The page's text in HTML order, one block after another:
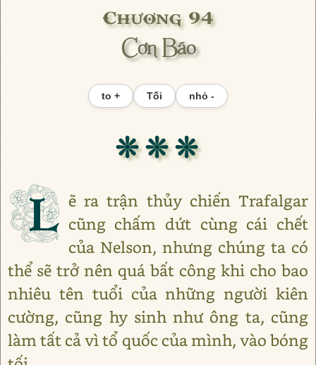
Chương 94
Cơn Bão
to + Tối nhỏ -
❊ ❊ ❊
L ẽ ra trận thủy chiến Trafalgar
cũng chấm dứt cùng cái chết
của Nelson, nhưng chúng ta có
thể sẽ trở nên quá bất công khi cho bao
nhiêu tên tuổi của những người kiên
cường, cũng hy sinh như ông ta, cũng
làm tất cả vì tổ quốc của mình, vào bóng